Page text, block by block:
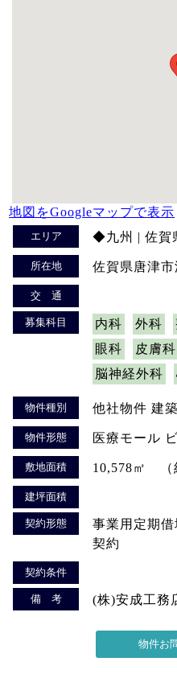
地図をGoogleマップで表示
エリア ◆九州 | 佐賀
所在地 佐賀県唐津市
交 通
募集科目 内科 外科
眼科
皮膚科
脳神経外科
物件種別 他社物件 建
物件形態 医療モール
敷地面積 10,578㎡ （
建坪面積
契約形態
事業用定期
契約
契約条件
備 考 (株)安成工務